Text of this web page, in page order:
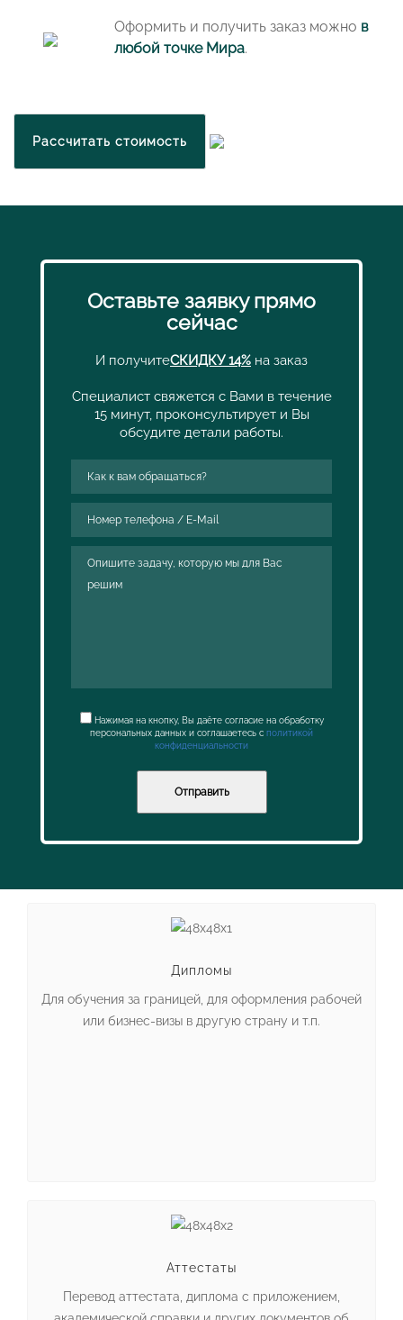
Оформить и получить заказ можно в
любой точке Мира.
Рассчитать стоимость
Оставьте заявку прямо
сейчас
И получитеСКИДКУ 14% на заказ
Специалист свяжется с Вами в течение
15 минут, проконсультирует и Вы
обсудите детали работы.
Нажимая на кнопку, Вы даёте согласие на обработку
персональных данных и соглашаетесь с политикой
конфиденциальности
Отправить
Дипломы
Для обучения за границей, для оформления рабочей
или бизнес-визы в другую страну и т.п.
Аттестаты
Перевод аттестата, диплома с приложением,